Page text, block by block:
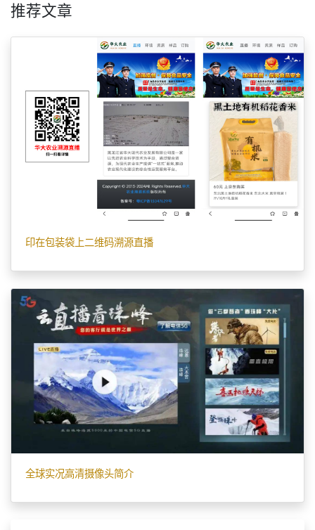
推荐文章
印在包装袋上二维码溯源直播
全球实况高清摄像头简介